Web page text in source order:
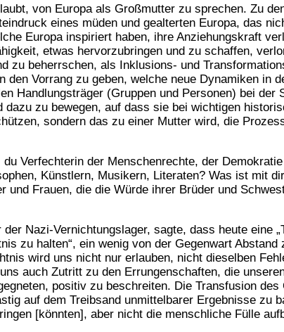
von Europa als Großmutter zu sprechen. Zu
eines müden und gealterten Europa, das
Europa inspiriert haben, ihre Anziehungskraft
etwas hervorzubringen und zu schaffen,
zu beherrschen, als Inklusions- und
den Vorrang zu geben, welche neue Dynamiken in
Handlungsträger (Gruppen und Personen) bei der
dazu zu bewegen, auf dass sie bei wichtigen
sondern das zu einer Mutter wird, die
Verfechterin der Menschenrechte, der
Künstlern, Musikern, Literaten? Was ist mit
und Frauen, die die Würde ihrer Brüder und
Nazi-Vernichtungslager, sagte, dass heute eine
zu halten“, ein wenig von der Gegenwart
wird uns nicht nur erlauben, nicht dieselben
auch Zutritt zu den Errungenschaften, die
positiv zu beschreiten. Die Transfusion
auf dem Treibsand unmittelbarer Ergebnisse zu
[könnten], aber nicht die menschliche Fülle